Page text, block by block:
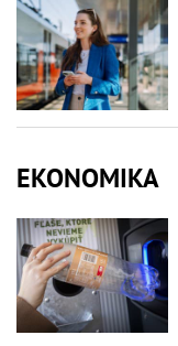
EKONOMIKA